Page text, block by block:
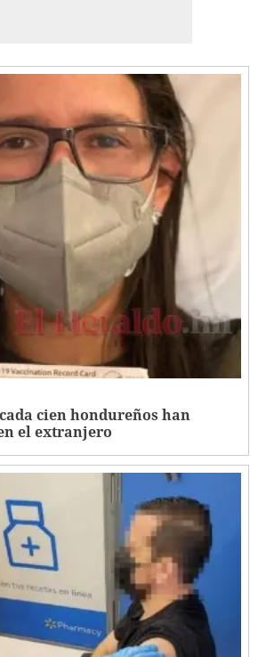
cien hondureños han
el extranjero